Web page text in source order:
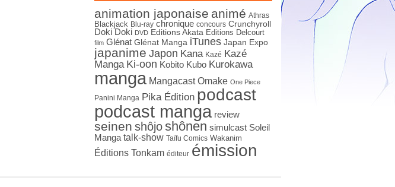
animation japonaise animé Athras
Blackjack Blu-ray chronique concours Crunchyroll
Doki Doki DVD Editions Akata Editions Delcourt
film Glénat Glénat Manga iTunes Japan Expo
japanime Japon Kana Kazé Kazé
Manga Ki-oon Kobito Kubo Kurokawa
manga Mangacast Omake One Piece
Panini Manga Pika Édition podcast
podcast manga review
seinen shôjoshônen simulcast Soleil
Manga talk-show Taïfu Comics Wakanim
Éditions Tonkam éditeur émission